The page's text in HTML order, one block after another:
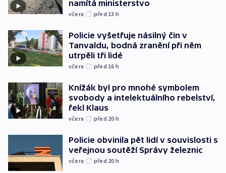
namítá ministerstvo
včera před 13 h
Policie vyšetřuje násilný čin v
Tanvaldu, bodná zranění při něm
utrpěli tři lidé
včera před 16 h
Knížák byl pro mnohé symbolem
svobody a intelektuálního rebelství,
řekl Klaus
včera před 20 h
Policie obvinila pět lidí v souvislosti s
veřejnou soutěží Správy železnic
včera před 20 h